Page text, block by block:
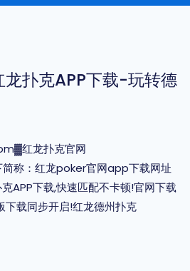
扑克APP下载-玩转德
红龙扑克官网
简称：红龙poker官网app下载网址
APP下载,快速匹配不卡顿!官网下载
载同步开启!红龙德州扑克